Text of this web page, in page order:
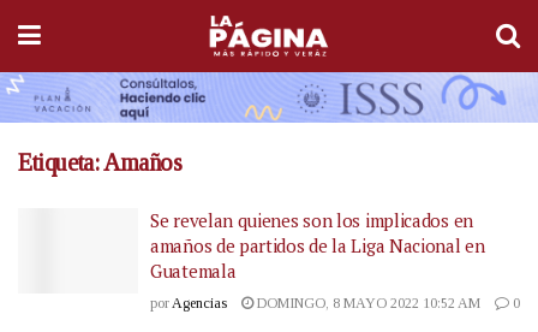
Etiqueta:Amaños
Se revelan quienes son los implicados en
amaños de partidos de la Liga Nacional en
Guatemala
por Agencias DOMINGO, 8 MAYO 2022 10:52 AM 0